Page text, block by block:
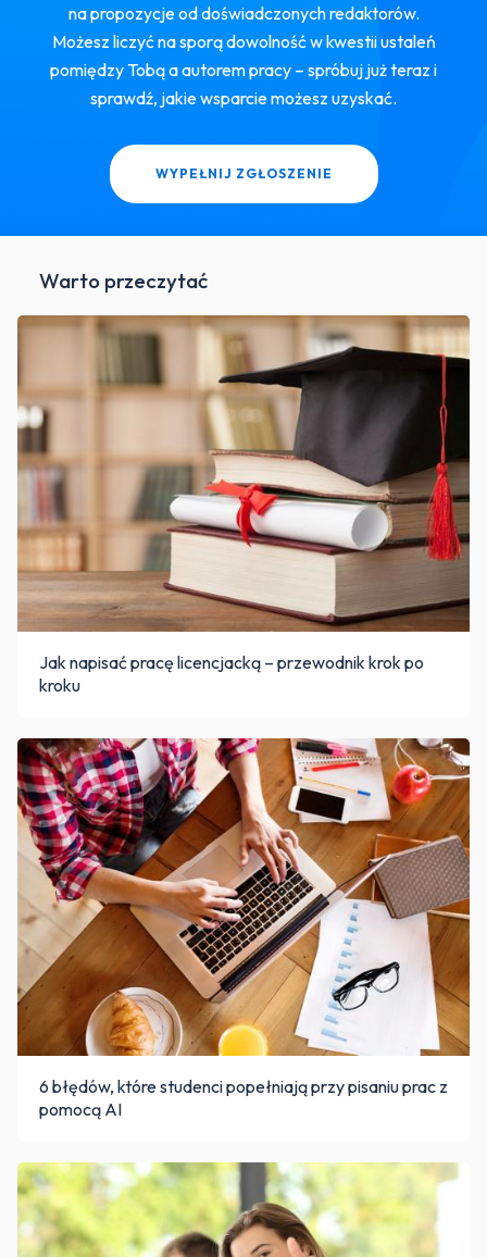
na propozycje od doświadczonych redaktorów.
Możesz liczyć na sporą dowolność w kwestii ustaleń
pomiędzy Tobą a autorem pracy – spróbuj już teraz i
sprawdź, jakie wsparcie możesz uzyskać.
WYPEŁNIJ ZGŁOSZENIE
Warto przeczytać
Jak napisać pracę licencjacką – przewodnik krok po
kroku
6 błędów, które studenci popełniają przy pisaniu prac z
pomocą AI